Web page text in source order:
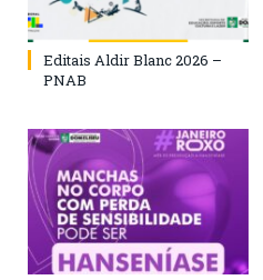
Editais Aldir Blanc 2026 –
PNAB